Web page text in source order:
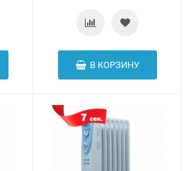
В КОРЗИНУ